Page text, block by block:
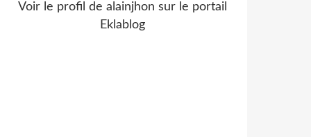
Voir le profil de alainjhon sur le portail
Eklablog